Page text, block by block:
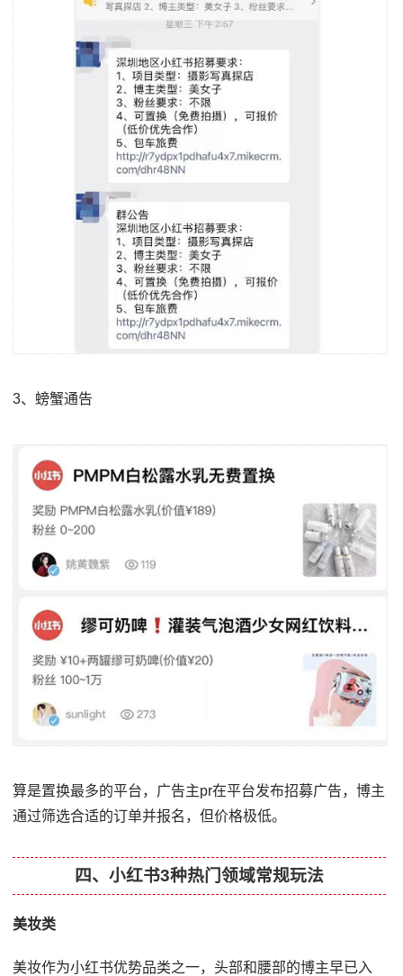
3、螃蟹通告
算是置换最多的平台，广告主pr在平台发布招募广告，博主
通过筛选合适的订单并报名，但价格极低。
四、小红书3种热门领域常规玩法
美妆类
美妆作为小红书优势品类之一，头部和腰部的博主早已入